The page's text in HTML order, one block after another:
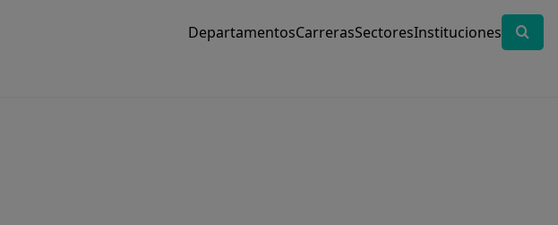
DepartamentosCarrerasSectoresInstituciones